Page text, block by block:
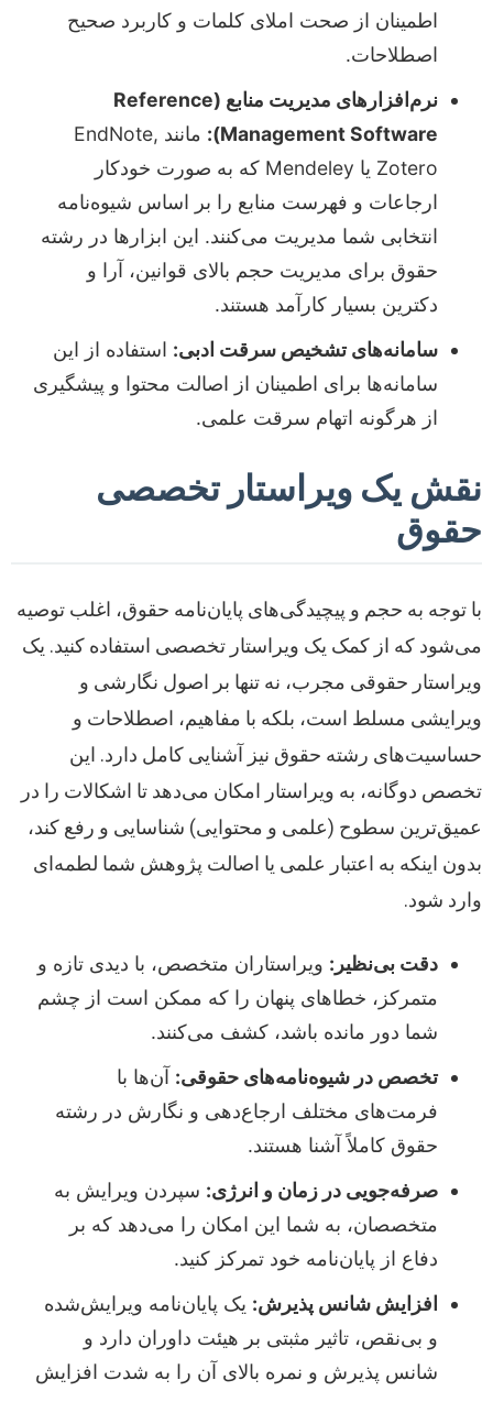
اطمینان از صحت املای کلمات و کاربرد صحیح
اصطلاحات.
نرم‌افزارهای مدیریت منابع (Reference
Management Software):
مانند EndNote,
Zotero یا Mendeley که به صورت خودکار
ارجاعات و فهرست منابع را بر اساس شیوه‌نامه
انتخابی شما مدیریت می‌کنند. این ابزارها در رشته
حقوق برای مدیریت حجم بالای قوانین، آرا و
دکترین بسیار کارآمد هستند.
سامانه‌های تشخیص سرقت ادبی: استفاده از این
سامانه‌ها برای اطمینان از اصالت محتوا و پیشگیری
از هرگونه اتهام سرقت علمی.
نقش یک ویراستار تخصصی
حقوق
با توجه به حجم و پیچیدگی‌های پایان‌نامه حقوق، اغلب توصیه
می‌شود که از کمک یک ویراستار تخصصی استفاده کنید. یک
ویراستار حقوقی مجرب، نه تنها بر اصول نگارشی و
ویرایشی مسلط است، بلکه با مفاهیم، اصطلاحات و
حساسیت‌های رشته حقوق نیز آشنایی کامل دارد. این
تخصص دوگانه، به ویراستار امکان می‌دهد تا اشکالات را در
عمیق‌ترین سطوح (علمی و محتوایی) شناسایی و رفع کند،
بدون اینکه به اعتبار علمی یا اصالت پژوهش شما لطمه‌ای
وارد شود.
دقت بی‌نظیر: ویراستاران متخصص، با دیدی تازه و
متمرکز، خطاهای پنهان را که ممکن است از چشم
شما دور مانده باشد، کشف می‌کنند.
تخصص در شیوه‌نامه‌های حقوقی: آن‌ها با
فرمت‌های مختلف ارجاع‌دهی و نگارش در رشته
حقوق کاملاً آشنا هستند.
صرفه‌جویی در زمان و انرژی: سپردن ویرایش به
متخصصان، به شما این امکان را می‌دهد که بر
دفاع از پایان‌نامه خود تمرکز کنید.
افزایش شانس پذیرش: یک پایان‌نامه ویرایش‌شده
و بی‌نقص، تاثیر مثبتی بر هیئت داوران دارد و
شانس پذیرش و نمره بالای آن را به شدت افزایش